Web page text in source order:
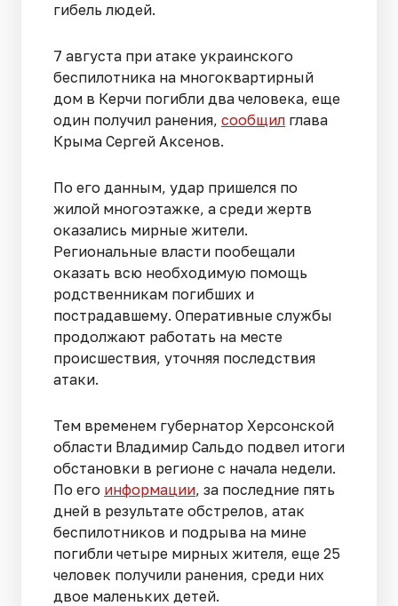
гибель людей.
7 августа при атаке украинского
беспилотника на многоквартирный
дом в Керчи погибли два человека, еще
один получил ранения, сообщил глава
Крыма Сергей Аксенов.
По его данным, удар пришелся по
жилой многоэтажке, а среди жертв
оказались мирные жители.
Региональные власти пообещали
оказать всю необходимую помощь
родственникам погибших и
пострадавшему. Оперативные службы
продолжают работать на месте
происшествия, уточняя последствия
атаки.
Тем временем губернатор Херсонской
области Владимир Сальдо подвел итоги
обстановки в регионе с начала недели.
По его информации, за последние пять
дней в результате обстрелов, атак
беспилотников и подрыва на мине
погибли четыре мирных жителя, еще 25
человек получили ранения, среди них
двое маленьких детей.